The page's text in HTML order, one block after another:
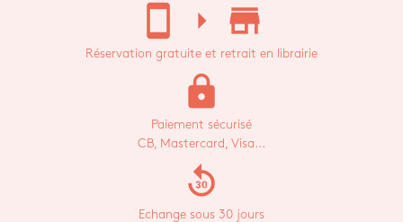
stay_current_portrait arrow_right store_mall_directory
Réservation gratuite et retrait en librairie
lock
Paiement sécurisé
CB, Mastercard, Visa...
replay_30
Echange sous 30 jours